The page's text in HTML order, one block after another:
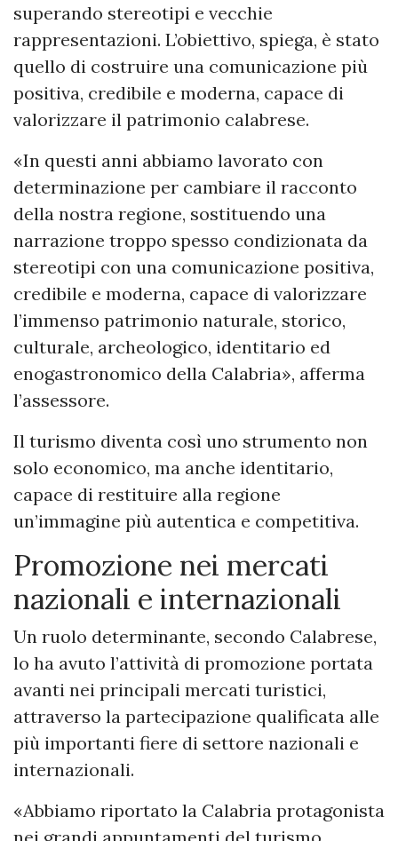
superando stereotipi e vecchie
rappresentazioni. L’obiettivo, spiega, è stato
quello di costruire una comunicazione più
positiva, credibile e moderna, capace di
valorizzare il patrimonio calabrese.
«In questi anni abbiamo lavorato con
determinazione per cambiare il racconto
della nostra regione, sostituendo una
narrazione troppo spesso condizionata da
stereotipi con una comunicazione positiva,
credibile e moderna, capace di valorizzare
l’immenso patrimonio naturale, storico,
culturale, archeologico, identitario ed
enogastronomico della Calabria», afferma
l’assessore.
Il turismo diventa così uno strumento non
solo economico, ma anche identitario,
capace di restituire alla regione
un’immagine più autentica e competitiva.
Promozione nei mercati
nazionali e internazionali
Un ruolo determinante, secondo Calabrese,
lo ha avuto l’attività di promozione portata
avanti nei principali mercati turistici,
attraverso la partecipazione qualificata alle
più importanti fiere di settore nazionali e
internazionali.
«Abbiamo riportato la Calabria protagonista